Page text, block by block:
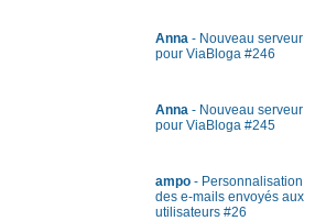
Anna - Nouveau serveur
pour ViaBloga #246
Anna - Nouveau serveur
pour ViaBloga #245
ampo - Personnalisation
des e-mails envoyés aux
utilisateurs #26